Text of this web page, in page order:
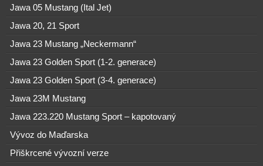
Jawa 05 Mustang (Ital Jet)
Jawa 20, 21 Sport
Jawa 23 Mustang „Neckermann“
Jawa 23 Golden Sport (1-2. generace)
Jawa 23 Golden Sport (3-4. generace)
Jawa 23M Mustang
Jawa 223.220 Mustang Sport – kapotovaný
Vývoz do Maďarska
Přiškrcené vývozní verze